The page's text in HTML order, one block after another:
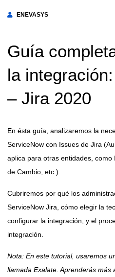
ENEVASYS
Guía
la
– Jira 2020
En ésta guía, analizaremos la
ServiceNow con Issues de Jira
aplica para otras entidades, como
de Cambio, etc.).
Cubriremos por qué los
ServiceNow Jira, cómo elegir la
configurar la integración, y el
integración.
Nota: En este tutorial, usaremos
llamada Exalate. Aprenderás más